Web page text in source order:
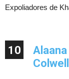
Expoliadores de
10
Colwell